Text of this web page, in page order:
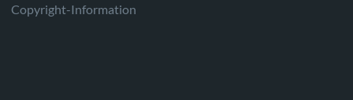
Copyright-Information